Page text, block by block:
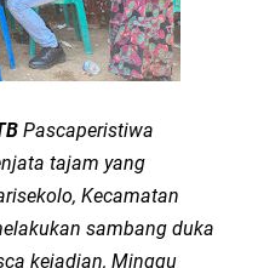
Pascaperistiwa
tajam yang
Kecamatan
sambang duka
kejadian, Minggu